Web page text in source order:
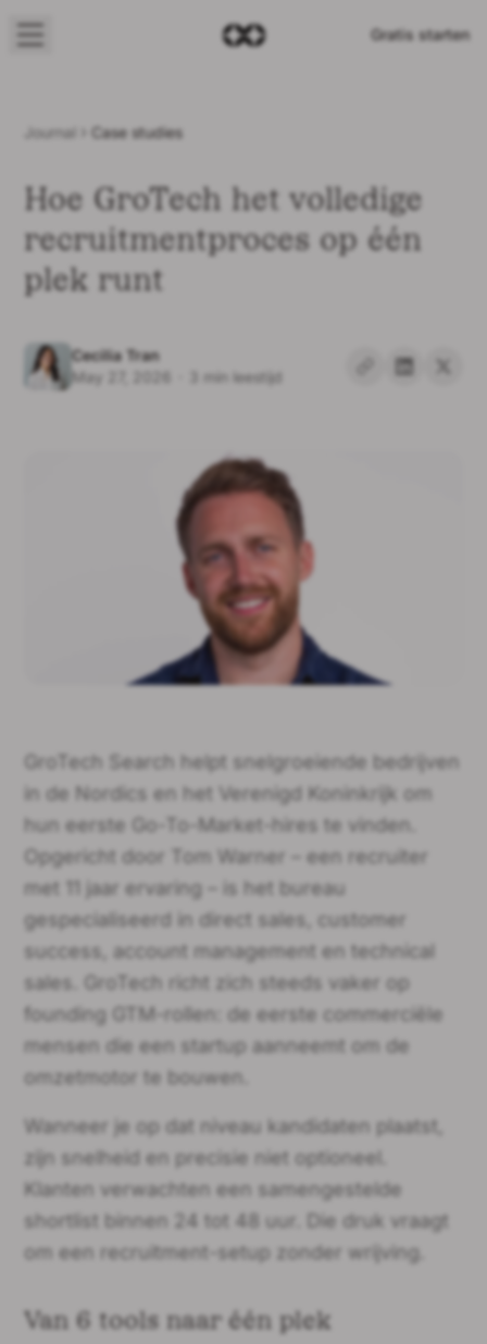
Gratis starten
Oplossingen
Features
Bedrijf
Prijzen
Journal Case studies
Hoe GroTech het volledige
recruitmentproces op één
plek runt
Cecilia Tran
May 27, 2026
3 min leestijd
GroTech Search helpt snelgroeiende bedrijven
in de Nordics en het Verenigd Koninkrijk om
hun eerste Go-To-Market-hires te vinden.
Opgericht door Tom Warner – een recruiter
met 11 jaar ervaring – is het bureau
gespecialiseerd in direct sales, customer
success, account management en technical
sales. GroTech richt zich steeds vaker op
founding GTM-rollen: de eerste commerciële
mensen die een startup aanneemt om de
omzetmotor te bouwen.
Wanneer je op dat niveau kandidaten plaatst,
zijn snelheid en precisie niet optioneel.
Klanten verwachten een samengestelde
shortlist binnen 24 tot 48 uur. Die druk vraagt
om een recruitment-setup zonder wrijving.
Van 6 tools naar één plek